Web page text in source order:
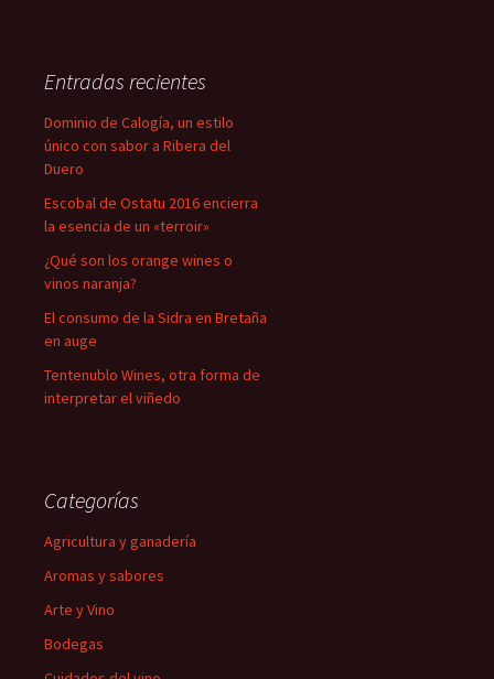
Entradas recientes
Dominio de Calogía, un estilo
único con sabor a Ribera del
Duero
Escobal de Ostatu 2016 encierra
la esencia de un «terroir»
¿Qué son los orange wines o
vinos naranja?
El consumo de la Sidra en Bretaña
en auge
Tentenublo Wines, otra forma de
interpretar el viñedo
Categorías
Agricultura y ganadería
Aromas y sabores
Arte y Vino
Bodegas